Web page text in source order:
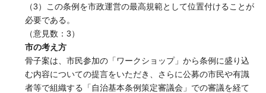
（3）この条例を市政運営の最高規範として位置付けることが
必要である。
（意見数：3）
市の考え方
骨子案は、市民参加の「ワークショップ」から条例に盛り込
む内容についての提言をいただき、さらに公募の市民や有識
者等で組織する「自治基本条例策定審議会」での審議を経て